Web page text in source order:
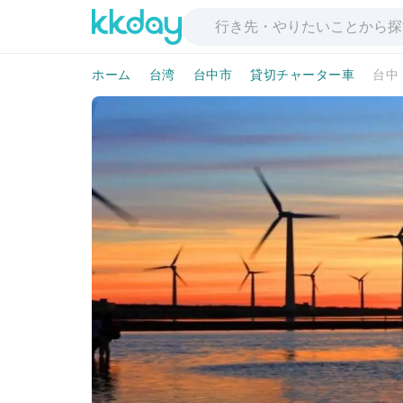
ホーム 台湾 台中市 貸切チャーター車